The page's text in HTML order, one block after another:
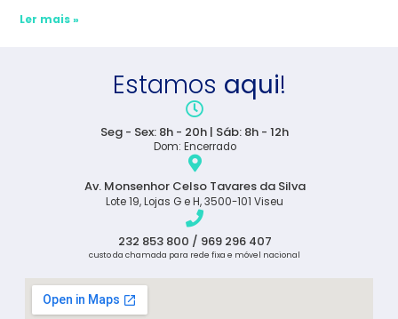
Ler mais »
Estamos aqui!
Seg - Sex: 8h - 20h | Sáb: 8h - 12h
Dom: Encerrado
Av. Monsenhor Celso Tavares da Silva
Lote 19, Lojas G e H, 3500-101 Viseu
232 853 800 / 969 296 407
custo da chamada para rede fixa e móvel nacional